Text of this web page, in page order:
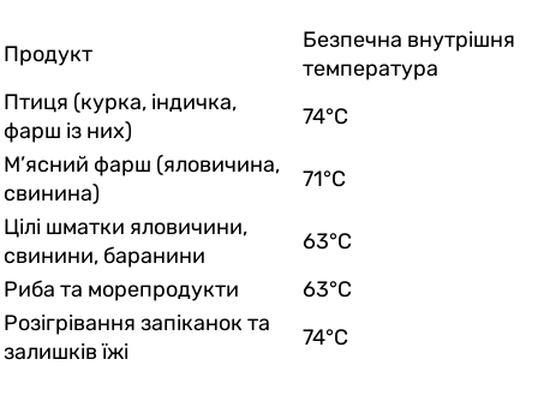
Продукт
Безпечна внутрішня
температура
Птиця (курка, індичка,
фарш із них)
74°C
М’ясний фарш (яловичина,
свинина)
71°C
Цілі шматки яловичини,
свинини, баранини
63°C
Риба та морепродукти
63°C
Розігрівання запіканок та
залишків їжі
74°C